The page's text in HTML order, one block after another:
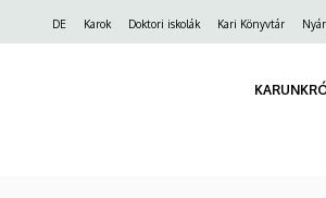
Felső
DE Karok Doktori iskolák Kari Könyvtár